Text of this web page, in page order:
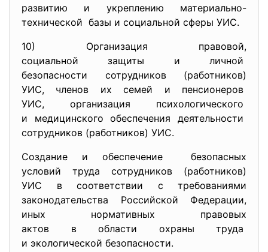
развитию и укреплению материально-
технической базы и социальной сферы УИС.
10) Организация правовой,
социальной защиты и личной
безопасности сотрудников (работников)
УИС, членов их семей и пенсионеров
УИС, организация психологического
и медицинского обеспечения деятельности
сотрудников (работников) УИС.
Создание и обеспечение безопасных
условий труда сотрудников (работников)
УИС в соответствии с требованиями
законодательства Российской Федерации,
иных нормативных правовых
актов в области охраны труда
и экологической безопасности.